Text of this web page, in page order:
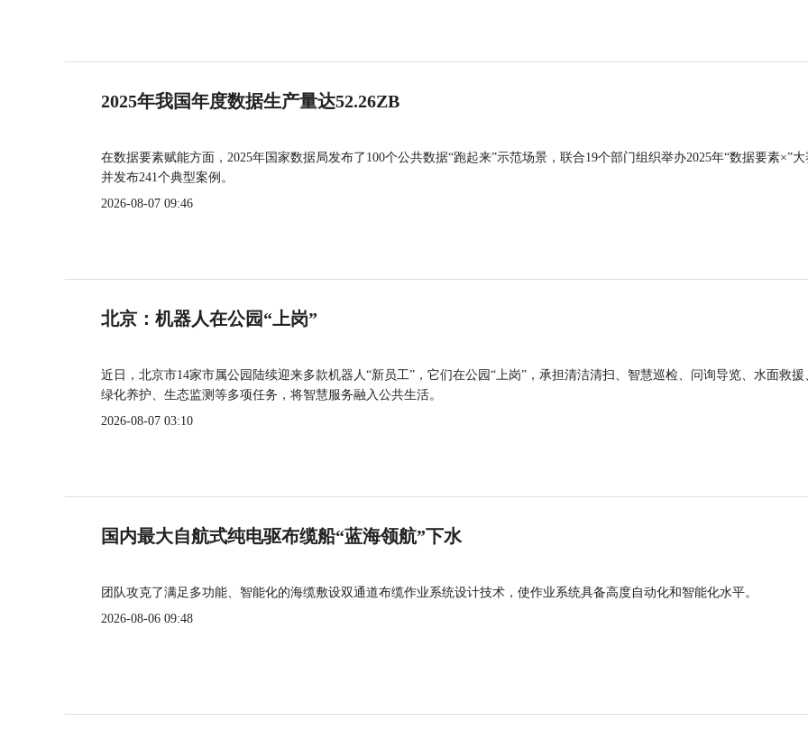
2025年我国年度数据生产量达52.26ZB
在数据要素赋能方面，2025年国家数据局发布了100个公共数据“跑起来”示范场景，联合19个部门组织举办2025年“数据要素×”大
并发布241个典型案例。
2026-08-07 09:46
北京：机器人在公园“上岗”
近日，北京市14家市属公园陆续迎来多款机器人“新员工”，它们在公园“上岗”，承担清洁清扫、智慧巡检、问询导览、水面救援
绿化养护、生态监测等多项任务，将智慧服务融入公共生活。
2026-08-07 03:10
国内最大自航式纯电驱布缆船“蓝海领航”下水
团队攻克了满足多功能、智能化的海缆敷设双通道布缆作业系统设计技术，使作业系统具备高度自动化和智能化水平。
2026-08-06 09:48